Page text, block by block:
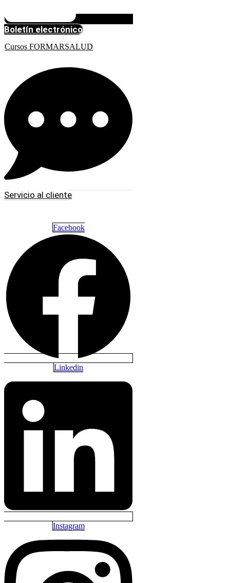
Boletín electrónico
Cursos FORMARSALUD
Servicio al cliente
Facebook
Linkedin
Instagram